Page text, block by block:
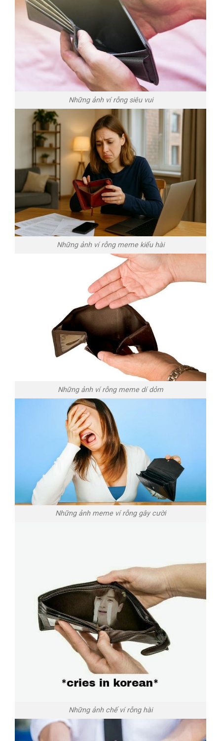
Những ảnh ví rỗng siêu vui
Những ảnh ví rỗng meme kiểu hài
Những ảnh ví rỗng meme dí dỏm
Những ảnh meme ví rỗng gây cười
Những ảnh chế ví rỗng hài